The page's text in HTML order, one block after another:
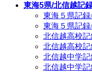
東海5県/北信越記
東海５県記録
東海５県記録
北信越高校記
北信越高校記
北信越中学記
北信越中学記